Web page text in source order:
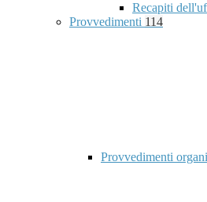
Recapiti
Provvedimenti 114
Provvedimenti